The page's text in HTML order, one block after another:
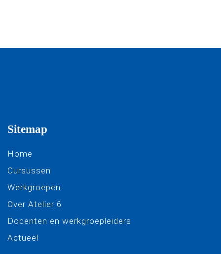
Sitemap
Home
Cursussen
Werkgroepen
Over Atelier 6
Docenten en werkgroepleiders
Actueel